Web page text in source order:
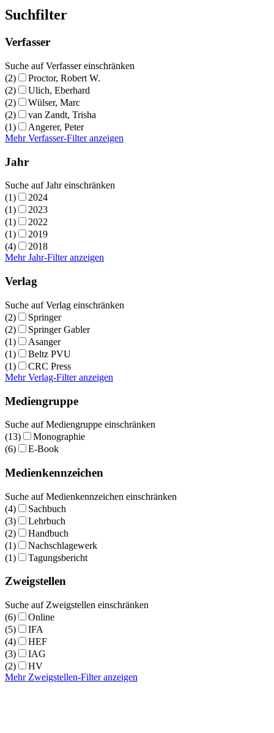
Suchfilter
Verfasser
Suche auf Verfasser einschränken
(2)
Proctor, Robert W.
(2)
Ulich, Eberhard
(2)
Wülser, Marc
(2)
van Zandt, Trisha
(1)
Angerer, Peter
Mehr Verfasser-Filter anzeigen
Jahr
Suche auf Jahr einschränken
(1)
2024
(1)
2023
(1)
2022
(1)
2019
(4)
2018
Mehr Jahr-Filter anzeigen
Verlag
Suche auf Verlag einschränken
(2)
Springer
(2)
Springer Gabler
(1)
Asanger
(1)
Beltz PVU
(1)
CRC Press
Mehr Verlag-Filter anzeigen
Mediengruppe
Suche auf Mediengruppe einschränken
(13)
Monographie
(6)
E-Book
Medienkennzeichen
Suche auf Medienkennzeichen einschränken
(4)
Sachbuch
(3)
Lehrbuch
(2)
Handbuch
(1)
Nachschlagewerk
(1)
Tagungsbericht
Zweigstellen
Suche auf Zweigstellen einschränken
(6)
Online
(5)
IFA
(4)
HEF
(3)
IAG
(2)
HV
Mehr Zweigstellen-Filter anzeigen